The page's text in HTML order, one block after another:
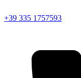
+39 335 1757593